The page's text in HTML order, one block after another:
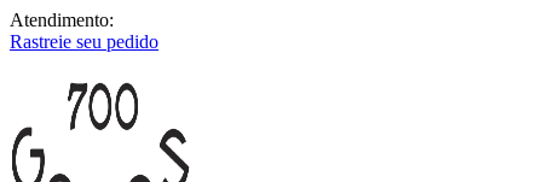
Atendimento:
Rastreie seu pedido